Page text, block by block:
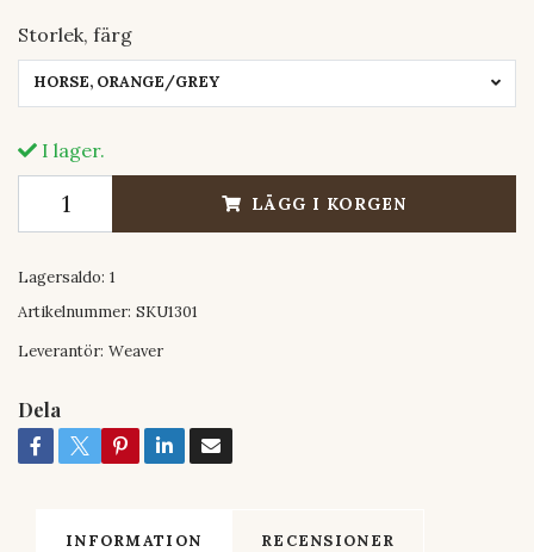
Storlek, färg
HORSE, ORANGE/GREY
I lager.
LÄGG I KORGEN
Lagersaldo: 1
Artikelnummer: SKU1301
Leverantör: Weaver
Dela
INFORMATION RECENSIONER